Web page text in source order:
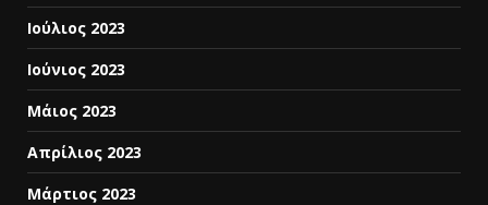
Ιούλιος 2023
Ιούνιος 2023
Μάιος 2023
Απρίλιος 2023
Μάρτιος 2023